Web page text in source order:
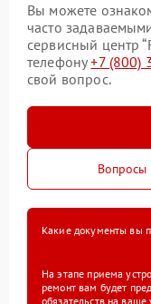
Вы можете
часто
сервисный центр
телефону+7 (800)
свой вопрос.
Вопросы
Какие документы вы
На этапе приема
ремонт вам будет
обязательств на ваше